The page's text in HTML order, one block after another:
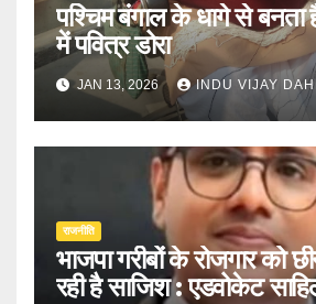
पश्चिम बंगाल के धागे से बनता
में पवित्र डोरा
JAN 13, 2026 INDU VIJAY
राजनीति
भाजपा गरीबों के रोजगार को
रही है साजिश : एडवोकेट